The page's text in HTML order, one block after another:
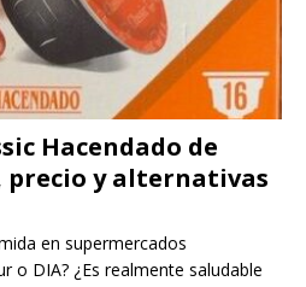
Hacendado de
precio y alternativas
en supermercados
o DIA? ¿Es realmente saludable